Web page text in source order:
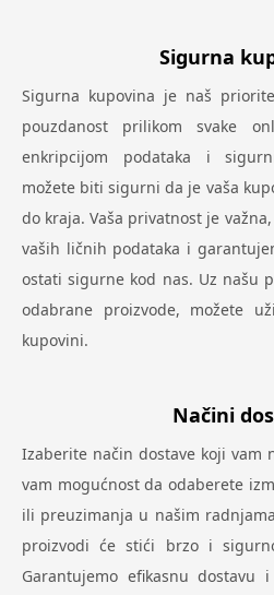
Sigurna
Sigurna kupovina je naš
pouzdanost prilikom svake
enkripcijom podataka i
možete biti sigurni da je vaša
do kraja. Vaša privatnost je
vaših ličnih podataka i
ostati sigurne kod nas. Uz našu
odabrane proizvode, možete
kupovini.
Načini
Izaberite način dostave koji vam
vam mogućnost da odaberete
ili preuzimanja u našim
proizvodi će stići brzo i
Garantujemo efikasnu dostavu